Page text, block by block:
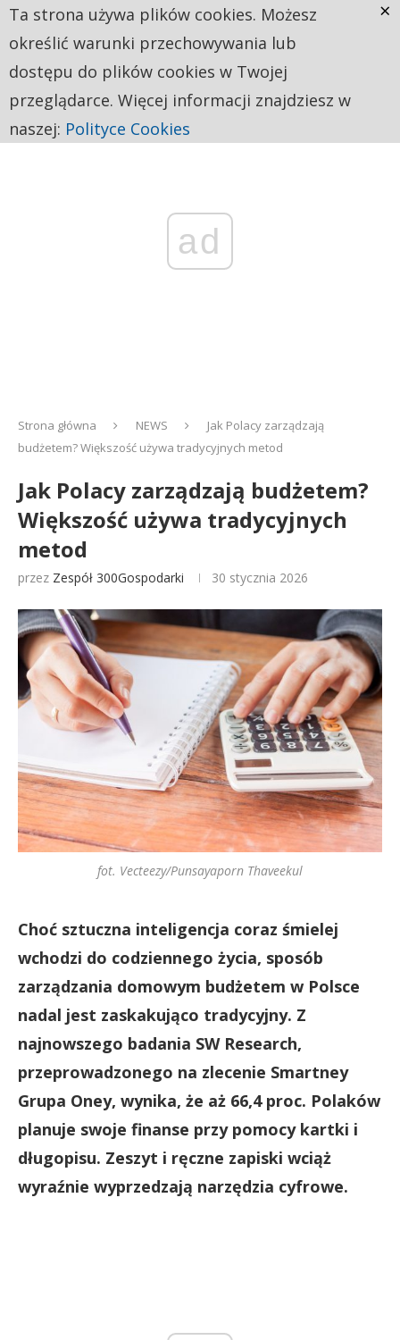
ad
Strona główna NEWS
Jak Polacy zarządzają
budżetem? Większość używa tradycyjnych metod
Jak Polacy zarządzają budżetem?
Większość używa tradycyjnych
metod
przez Zespół 300Gospodarki 30 stycznia 2026
fot. Vecteezy/Punsayaporn Thaveekul
Choć sztuczna inteligencja coraz śmielej
wchodzi do codziennego życia, sposób
zarządzania domowym budżetem w Polsce
nadal jest zaskakująco tradycyjny. Z
najnowszego badania SW Research,
przeprowadzonego na zlecenie Smartney
Grupa Oney, wynika, że aż 66,4 proc. Polaków
planuje swoje finanse przy pomocy kartki i
długopisu. Zeszyt i ręczne zapiski wciąż
wyraźnie wyprzedzają narzędzia cyfrowe.
Ta strona używa plików cookies. Możesz
określić warunki przechowywania lub
dostępu do plików cookies w Twojej
przeglądarce. Więcej informacji znajdziesz w
naszej: Polityce Cookies
×